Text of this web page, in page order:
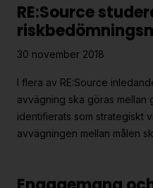
RE:Source
30 november 2018
I flera av RE:Source
avvägning ska göras
identifierats som strategiskt
avvägningen mellan målen